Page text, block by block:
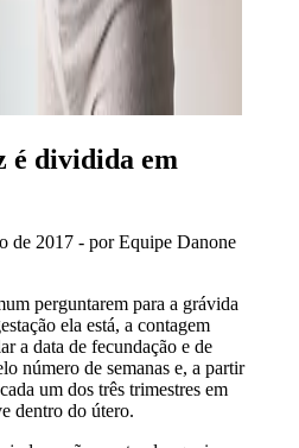
é dividida em
de 2017 - por Equipe Danone
perguntarem para a grávida
ela está, a contagem
a data de fecundação e de
número de semanas e, a partir
um dos três trimestres em
dentro do útero.